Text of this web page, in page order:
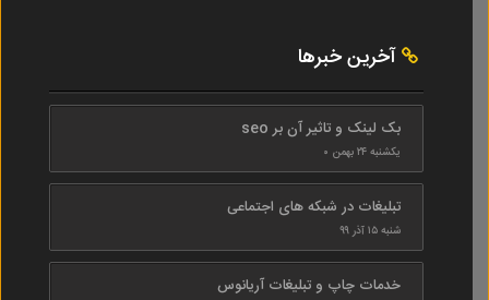
آخرین خبرها
بک لینک و تاثیر آن بر seo
یکشنبه ۲۴ بهمن ۰
تبلیغات در شبکه های اجتماعی
شنبه ۱۵ آذر ۹۹
خدمات چاپ و تبلیغات آریانوس